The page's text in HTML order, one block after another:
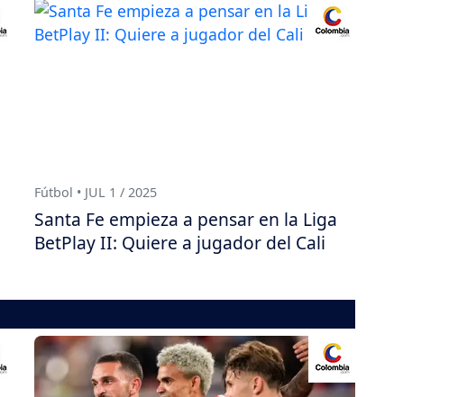
Fútbol • JUL 1 / 2025
Santa Fe empieza a pensar en la Liga
BetPlay II: Quiere a jugador del Cali